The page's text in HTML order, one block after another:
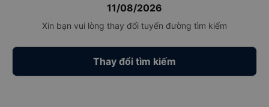
11/08/2026
Xin bạn vui lòng thay đổi tuyến đường tìm kiếm
Thay đổi tìm kiếm